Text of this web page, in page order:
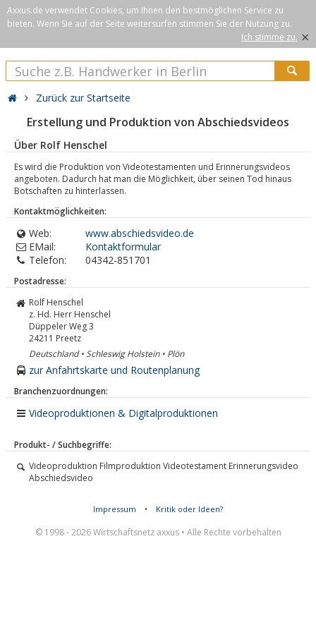
Axxus.de verwendet Cookies, um Ihnen den bestmöglichen Service zu
bieten. Wenn Sie auf der Seite weitersurfen stimmen Sie der Nutzung zu.
Ich stimme zu. ×
Zurück zur Startseite
Erstellung und Produktion von Abschiedsvideos
Über Rolf Henschel
Es wird die Produktion von Videotestamenten und Erinnerungsvideos
angeboten. Dadurch hat man die Möglichkeit, über seinen Tod hinaus
Botschaften zu hinterlassen.
Kontaktmöglichkeiten:
Web:
www.abschiedsvideo.de
EMail:
Kontaktformular
Telefon:
04342-851701
Postadresse:
Rolf Henschel
z. Hd. Herr Henschel
Düppeler Weg 3
24211 Preetz
Deutschland • Schleswig Holstein • Plön
zur Anfahrtskarte und Routenplanung
Branchenzuordnungen:
Videoproduktionen & Digitalproduktionen
Produkt- / Suchbegriffe:
Videoproduktion Filmproduktion Videotestament Erinnerungsvideo
Abschiedsvideo
Impressum • Kritik oder Ideen?
© 1998 - 2026 Wirtschaftsnetz axxus • Alle Rechte vorbehalten